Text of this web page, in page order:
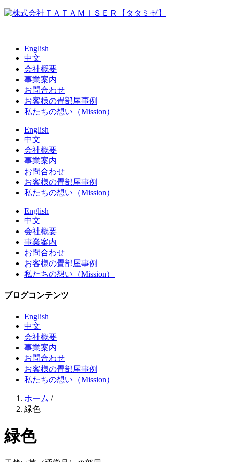
English
中文
会社概要
事業案内
お問合わせ
お客様の畳部屋事例
私たちの想い（Mission）
English
中文
会社概要
事業案内
お問合わせ
お客様の畳部屋事例
私たちの想い（Mission）
English
中文
会社概要
事業案内
お問合わせ
お客様の畳部屋事例
私たちの想い（Mission）
ブログコンテンツ
English
中文
会社概要
事業案内
お問合わせ
お客様の畳部屋事例
私たちの想い（Mission）
ホーム /
緑色
緑色